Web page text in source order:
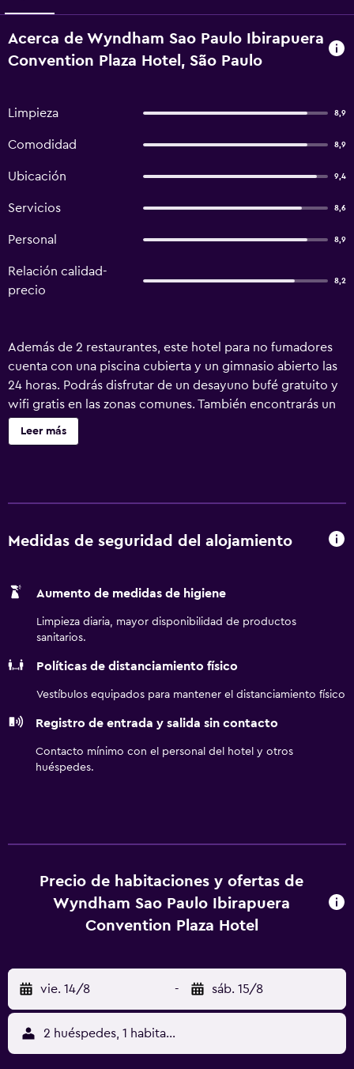
Acerca de Wyndham Sao Paulo Ibirapuera
Convention Plaza Hotel, São Paulo
Limpieza 8,9
Comodidad 8,9
Ubicación 9,4
Servicios 8,6
Personal 8,9
Relación calidad-
precio
8,2
Además de 2 restaurantes, este hotel para no fumadores
cuenta con una piscina cubierta y un gimnasio abierto las
24 horas. Podrás disfrutar de un desayuno bufé gratuito y
wifi gratis en las zonas comunes. También encontrarás un
bar o lounge, un bar-cafetería y un baño turco. Wyndham
Sao Paulo Ibirapuera Convention Plaza Hotel ofrece 583
pueden navegar por la web gracias a nuestro acceso a
hipoalergénicos. Los servicios de ocio y esparcimiento en
gimnasio abierto las 24 horas.
Leer más
Medidas de seguridad del alojamiento
Aumento de medidas de higiene
Limpieza diaria, mayor disponibilidad de productos
sanitarios.
Políticas de distanciamiento físico
Vestíbulos equipados para mantener el distanciamiento físico
Registro de entrada y salida sin contacto
Contacto mínimo con el personal del hotel y otros
huéspedes.
Precio de habitaciones y ofertas de
Wyndham Sao Paulo Ibirapuera
Convention Plaza Hotel
vie. 14/8 - sáb. 15/8
2 huéspedes, 1 habitación